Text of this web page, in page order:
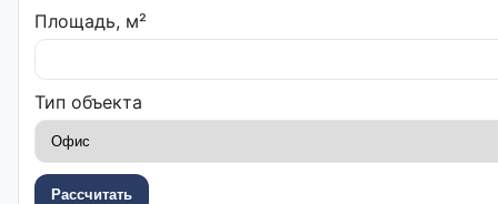
Площадь, м²
Тип объекта
Рассчитать